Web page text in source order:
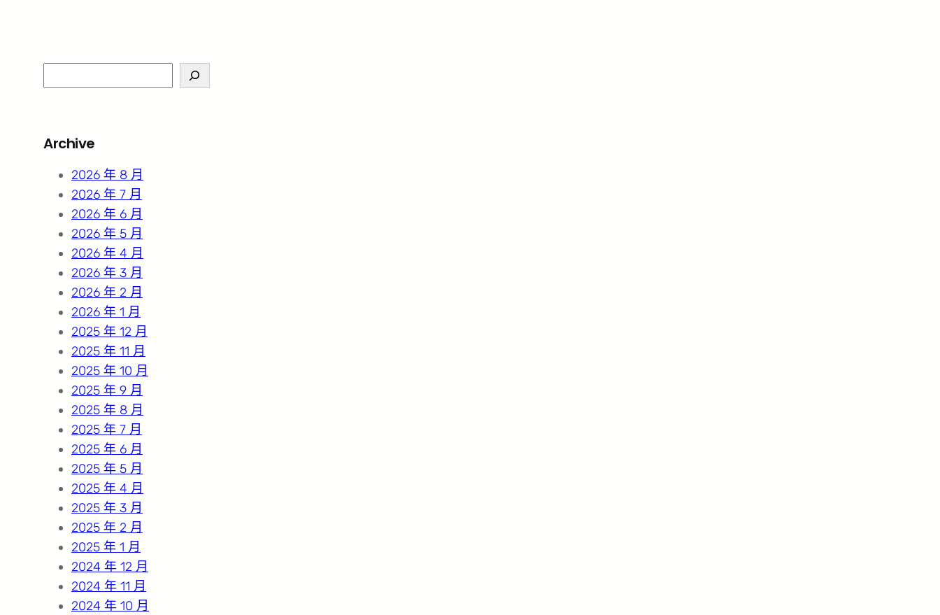
e
c
Archive
2026 年 8 月
2026 年 7 月
2026 年 6 月
2026 年 5 月
2026 年 4 月
2026 年 3 月
2026 年 2 月
2026 年 1 月
2025 年 12 月
2025 年 11 月
2025 年 10 月
2025 年 9 月
2025 年 8 月
2025 年 7 月
2025 年 6 月
2025 年 5 月
2025 年 4 月
2025 年 3 月
2025 年 2 月
2025 年 1 月
2024 年 12 月
2024 年 11 月
2024 年 10 月